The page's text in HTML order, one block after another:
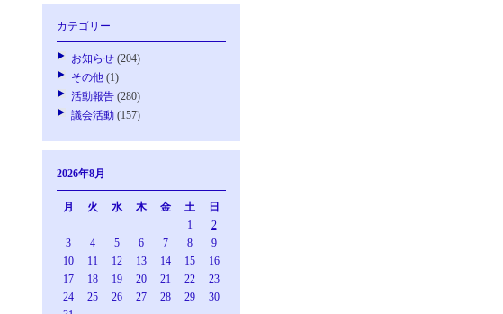
カテゴリー
お知らせ (204)
その他 (1)
活動報告 (280)
議会活動 (157)
2026年8月
月 火 水 木 金 土
日
1
2
3
4 5 6 7 8
9
10
11 12 13 14 15
16
17
18 19 20 21 22
23
24
25 26 27 28 29
30